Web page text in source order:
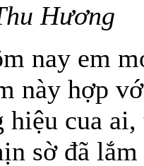
Hương
nay em
này hợp
hiệu cua
sờ đã